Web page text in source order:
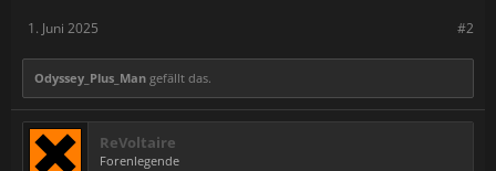
#2
1. Juni 2025
Odyssey_Plus_Man gefällt das.
ReVoltaire
Forenlegende